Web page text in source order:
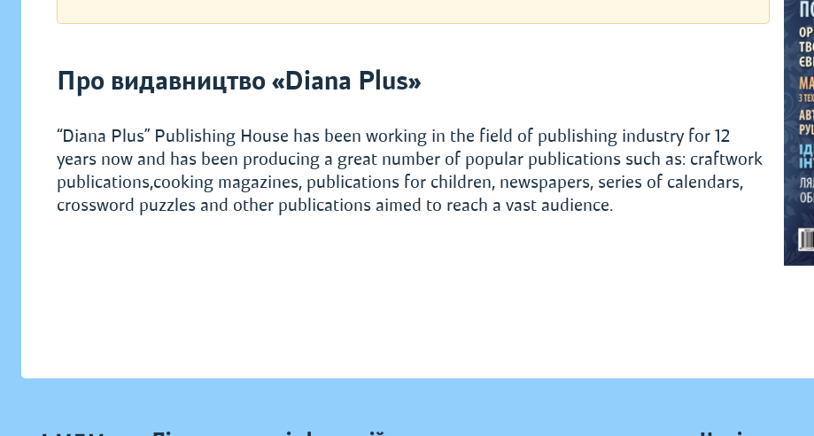
Про видавництво «Diana Plus»
“Diana Plus” Publishing House has been working in the field of publishing industry for 12
years now and has been producing a great number of popular publications such as: craftwork
publications,cooking magazines, publications for children, newspapers, series of calendars,
crossword puzzles and other publications aimed to reach a vast audience.